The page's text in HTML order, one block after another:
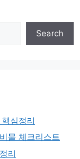
Search
심정리
물 체크리스트
리